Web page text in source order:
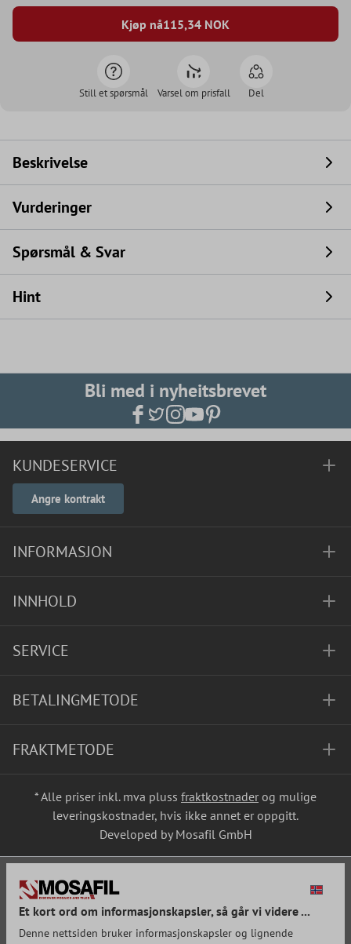
Kjøp nå115,34 NOK
Still et spørsmål Varsel om prisfall Del
Beskrivelse
Vurderinger
Spørsmål & Svar
Hint
Bli med i nyheitsbrevet
KUNDESERVICE
Angre kontrakt
INFORMASJON
INNHOLD
SERVICE
BETALINGMETODE
FRAKTMETODE
* Alle priser inkl. mva pluss fraktkostnader og mulige
leveringskostnader, hvis ikke annet er oppgitt.
Developed by Mosafil GmbH
Et kort ord om informasjonskapsler, så går vi videre ...
Denne nettsiden bruker informasjonskapsler og lignende